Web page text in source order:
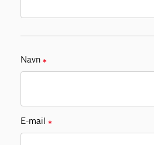
Navn ✱
E-mail ✱